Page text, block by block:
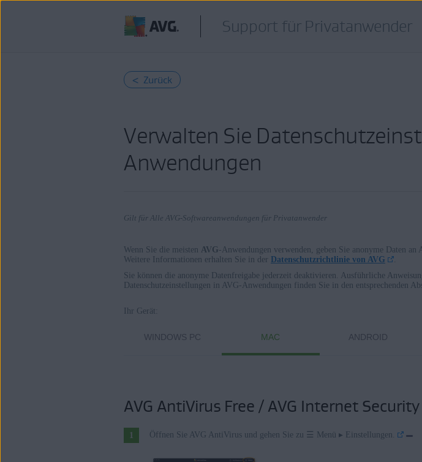
Support für Privatanwender
< Zurück
Verwalten Sie
Anwendungen
Gilt für Alle AVG-Softwareanwendungen für Privatanwender
Produkte:
Alle unterstützten Plattformen
Wenn Sie die meisten AVG-Anwendungen verwenden, geben Sie anonyme Daten an
Weitere Informationen erhalten Sie in der
Datenschutzrichtlinie von AVG
.
Sie können die anonyme Datenfreigabe jederzeit deaktivieren. Ausführliche
Datenschutzeinstellungen in AVG-Anwendungen finden Sie in den entsprechenden
Ihr Gerät:
WINDOWS PC MAC ANDROID
AVG AntiVirus Free / AVG Internet Security
Öffnen Sie AVG AntiVirus und gehen Sie zu ☰ Menü ▸ Einstellungen.